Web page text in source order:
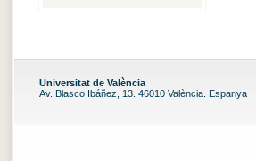
Universitat de València
Av. Blasco Ibáñez, 13. 46010 València. Espanya